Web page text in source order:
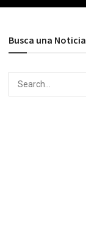
Busca una Noticia